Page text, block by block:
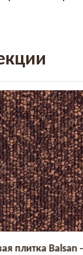
плитка Balsan -